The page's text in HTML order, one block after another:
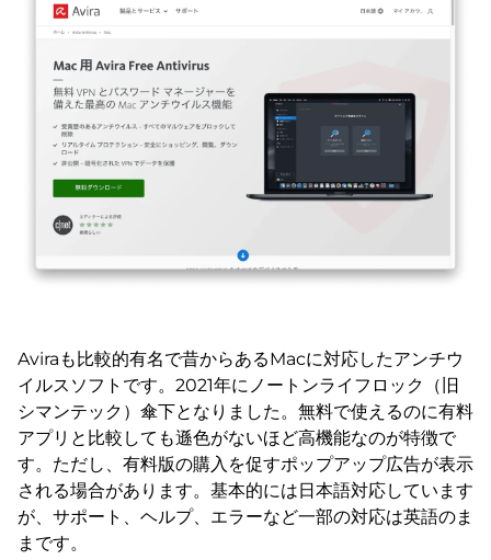
Aviraも比較的有名で昔からあるMacに対応したアンチウ
イルスソフトです。2021年にノートンライフロック（旧
シマンテック）傘下となりました。無料で使えるのに有料
アプリと比較しても遜色がないほど高機能なのが特徴で
す。ただし、有料版の購入を促すポップアップ広告が表示
される場合があります。基本的には日本語対応しています
が、サポート、ヘルプ、エラーなど一部の対応は英語のま
まです。